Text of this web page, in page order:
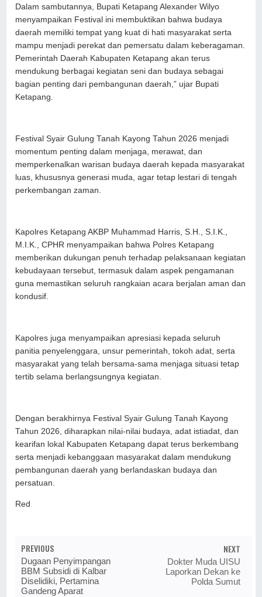
Dalam sambutannya, Bupati Ketapang Alexander Wilyo
menyampaikan Festival ini membuktikan bahwa budaya
daerah memiliki tempat yang kuat di hati masyarakat serta
mampu menjadi perekat dan pemersatu dalam keberagaman.
Pemerintah Daerah Kabupaten Ketapang akan terus
mendukung berbagai kegiatan seni dan budaya sebagai
bagian penting dari pembangunan daerah,” ujar Bupati
Ketapang.
Festival Syair Gulung Tanah Kayong Tahun 2026 menjadi
momentum penting dalam menjaga, merawat, dan
memperkenalkan warisan budaya daerah kepada masyarakat
luas, khususnya generasi muda, agar tetap lestari di tengah
perkembangan zaman.
Kapolres Ketapang AKBP Muhammad Harris, S.H., S.I.K.,
M.I.K., CPHR menyampaikan bahwa Polres Ketapang
memberikan dukungan penuh terhadap pelaksanaan kegiatan
kebudayaan tersebut, termasuk dalam aspek pengamanan
guna memastikan seluruh rangkaian acara berjalan aman dan
kondusif.
Kapolres juga menyampaikan apresiasi kepada seluruh
panitia penyelenggara, unsur pemerintah, tokoh adat, serta
masyarakat yang telah bersama-sama menjaga situasi tetap
tertib selama berlangsungnya kegiatan.
Dengan berakhirnya Festival Syair Gulung Tanah Kayong
Tahun 2026, diharapkan nilai-nilai budaya, adat istiadat, dan
kearifan lokal Kabupaten Ketapang dapat terus berkembang
serta menjadi kebanggaan masyarakat dalam mendukung
pembangunan daerah yang berlandaskan budaya dan
persatuan.
Red
PREVIOUS
Dugaan Penyimpangan
BBM Subsidi di Kalbar
Diselidiki, Pertamina
Gandeng Aparat
NEXT
Dokter Muda UISU
Laporkan Dekan ke
Polda Sumut